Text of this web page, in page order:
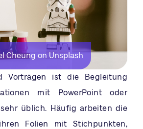
Cheung on Unsplash
Vorträgen ist die Begleitung
mit PowerPoint oder
üblich. Häufig arbeiten die
Folien mit Stichpunkten,